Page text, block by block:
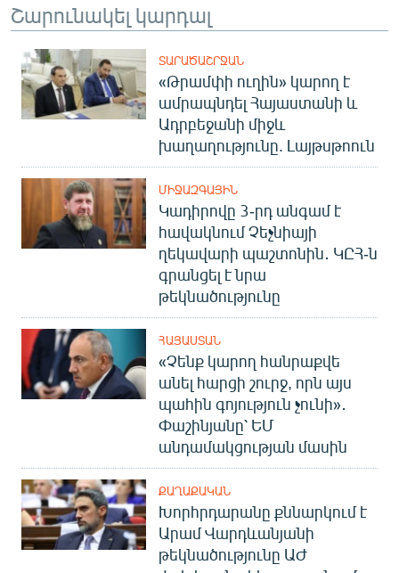
Շարունակել կարդալ
ՏԱՐԱԾԱՇՐՋԱՆ
«Թրամփի ուղին» կարող է
ամրապնդել Հայաստանի և
Ադրբեջանի միջև
խաղաղությունը. Լայթսթոուն
ՄԻՋԱԶԳԱՅԻՆ
Կադիրովը 3-րդ անգամ է
հավակնում Չեչնիայի
ղեկավարի պաշտոնին․ ԿԸՀ-ն
գրանցել է նրա
թեկնածությունը
ՀԱՅԱՍՏԱՆ
«Չենք կարող հանրաքվե
անել հարցի շուրջ, որն այս
պահին գոյություն չունի»․
Փաշինյանը՝ ԵՄ
անդամակցության մասին
ՔԱՂԱՔԱԿԱՆ
Խորհրդարանը քննարկում է
Արամ Վարդևանյանի
թեկնածությունը ԱԺ